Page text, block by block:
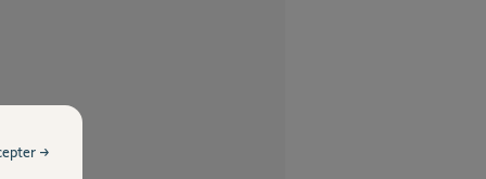
→